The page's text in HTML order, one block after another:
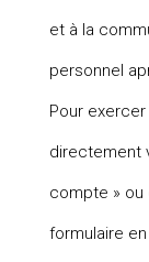
et à la
personnel
Pour
directement
compte » ou
formulaire